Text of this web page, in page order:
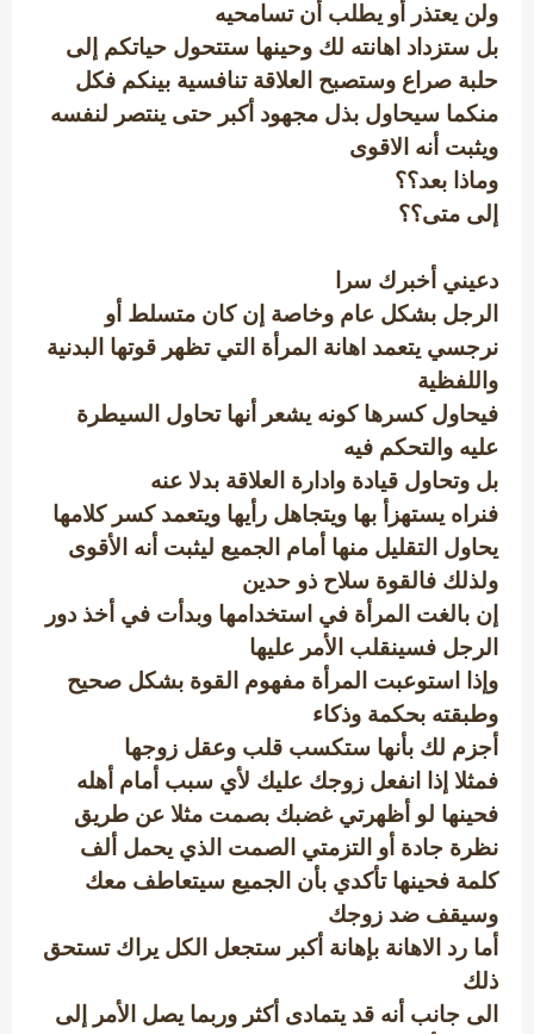
ولن يعتذر أو يطلب أن تسامحيه
بل ستزداد اهانته لك وحينها ستتحول حياتكم إلى
حلبة صراع وستصبح العلاقة تنافسية بينكم فكل
منكما سيحاول بذل مجهود أكبر حتى ينتصر لنفسه
ويثبت أنه الاقوى
وماذا بعد؟؟
إلى متى؟؟
دعيني أخبرك سرا
الرجل بشكل عام وخاصة إن كان متسلط أو
نرجسي يتعمد اهانة المرأة التي تظهر قوتها البدنية
واللفظية
فيحاول كسرها كونه يشعر أنها تحاول السيطرة
عليه والتحكم فيه
بل وتحاول قيادة وادارة العلاقة بدلا عنه
فنراه يستهزأ بها ويتجاهل رأيها ويتعمد كسر كلامها
يحاول التقليل منها أمام الجميع ليثبت أنه الأقوى
ولذلك فالقوة سلاح ذو حدين
إن بالغت المرأة في استخدامها وبدأت في أخذ دور
الرجل فسينقلب الأمر عليها
وإذا استوعبت المرأة مفهوم القوة بشكل صحيح
وطبقته بحكمة وذكاء
أجزم لك بأنها ستكسب قلب وعقل زوجها
فمثلا إذا انفعل زوجك عليك لأي سبب أمام أهله
فحينها لو أظهرتي غضبك بصمت مثلا عن طريق
نظرة جادة أو التزمتي الصمت الذي يحمل ألف
كلمة فحينها تأكدي بأن الجميع سيتعاطف معك
وسيقف ضد زوجك
أما رد الاهانة بإهانة أكبر ستجعل الكل يراك تستحق
ذلك
الى جانب أنه قد يتمادى أكثر وربما يصل الأمر إلى